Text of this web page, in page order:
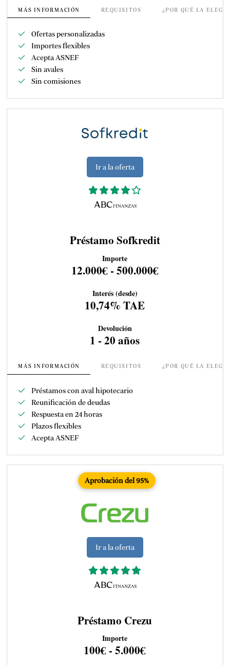
MÁS INFORMACIÓN REQUISITOS ¿POR QUÉ LA
Ofertas personalizadas
Importes flexibles
Acepta ASNEF
Sin avales
Sin comisiones
Ir a la oferta
Préstamo Sofkredit
Importe
12.000€ - 500.000€
Interés (desde)
10,74% TAE
Devolución
1 - 20 años
MÁS INFORMACIÓN REQUISITOS ¿POR QUÉ LA
Préstamos con aval hipotecario
Reunificación de deudas
Respuesta en 24 horas
Plazos flexibles
Acepta ASNEF
Aprobación del 95%
Ir a la oferta
Préstamo Crezu
Importe
100€ - 5.000€